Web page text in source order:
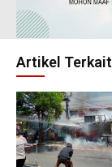
Artikel Terkait